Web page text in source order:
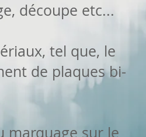
découpe etc...
tel que, le
de plaques bi-
marquage sur le